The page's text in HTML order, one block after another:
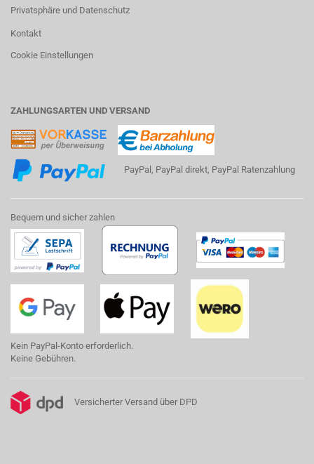
Privatsphäre und Datenschutz
Kontakt
Cookie Einstellungen
ZAHLUNGSARTEN UND VERSAND
PayPal, PayPal direkt, PayPal Ratenzahlung
Bequem und sicher zahlen
Kein PayPal-Konto erforderlich.
Keine Gebühren.
Versicherter Versand über DPD